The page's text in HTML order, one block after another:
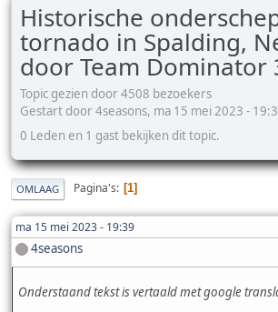
Historische
tornado in Spalding,
door Team Dominator
Topic gezien door 4508 bezoekers
Gestart door 4seasons, ma 15 mei 2023 -
0 Leden en 1 gast bekijken dit topic.
OMLAAG Pagina's 1
ma 15 mei 2023 - 19:39
4seasons
Onderstaand tekst is vertaald met google